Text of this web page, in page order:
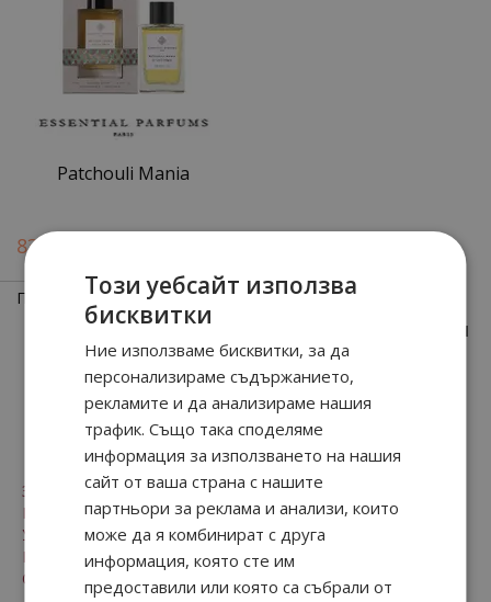
Patchouli Mania
83.90
Показани1-5(всичко5позиции)
1
За клиенти
Заплащане и доставка
Безопасност
Условия за ползване
Рекламации и право на връщане
Онлайн решаване на спорове
Този уебсайт използва
бисквитки
Ние използваме бисквитки, за да
персонализираме съдържанието,
рекламите и да анализираме нашия
трафик. Също така споделяме
информация за използването на нашия
сайт от ваша страна с нашите
партньори за реклама и анализи, които
може да я комбинират с друга
информация, която сте им
предоставили или която са събрали от